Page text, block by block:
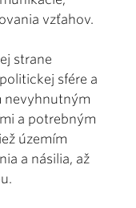
vzťahov.
strane
sfére a
nevyhnutným
a potrebným
územím
a násilia, až